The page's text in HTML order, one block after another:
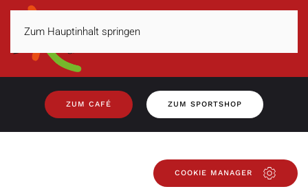
Zum Hauptinhalt springen
ZUM CAFÉ ZUM SPORTSHOP
COOKIE MANAGER